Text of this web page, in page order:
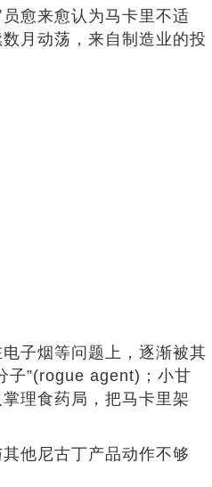
愈来愈认为马卡里不适
月动荡，来自制造业的投
子烟等问题上，逐渐被其
子”(rogue agent)；小甘
理食药局，把马卡里架
他尼古丁产品动作不够